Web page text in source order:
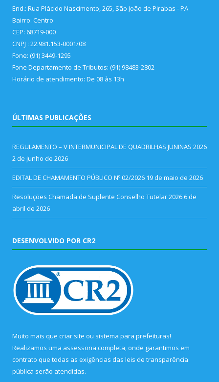
End.: Rua Plácido Nascimento, 265, São João de Pirabas - PA
Bairro: Centro
CEP: 68719-000
CNPJ : 22.981.153-0001/08
Fone: (91) 3449-1295
Fone Departamento de Tributos: (91) 98483-2802
Horário de atendimento: De 08 às 13h
ÚLTIMAS PUBLICAÇÕES
REGULAMENTO – V INTERMUNICIPAL DE QUADRILHAS JUNINAS 2026
2 de junho de 2026
EDITAL DE CHAMAMENTO PÚBLICO Nº 02/2026 19 de maio de 2026
Resoluções Chamada de Suplente Conselho Tutelar 2026 6 de
abril de 2026
DESENVOLVIDO POR CR2
Muito mais que criar site ou sistema para prefeituras!
Realizamos uma assessoria completa, onde garantimos em
contrato que todas as exigências das leis de transparência
pública serão atendidas.